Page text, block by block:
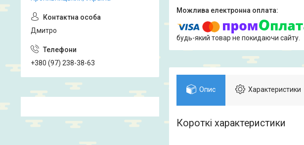
будь-який товар не покидаючи сайту.
Опис Характеристики
Короткі характеристики
Дмитро
+380 (97) 238-38-63